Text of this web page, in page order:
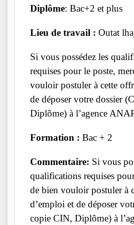
Diplôme: Bac+2 et plus
Lieu de travail : Outat
Si vous possédez les
requises pour le poste,
vouloir postuler à cette
de déposer votre dossier
Diplôme) à l’agence
Formation : Bac + 2
Commentaire: Si vous
qualifications requises
de bien vouloir postuler à
d’emploi et de déposer
copie CIN, Diplôme) à